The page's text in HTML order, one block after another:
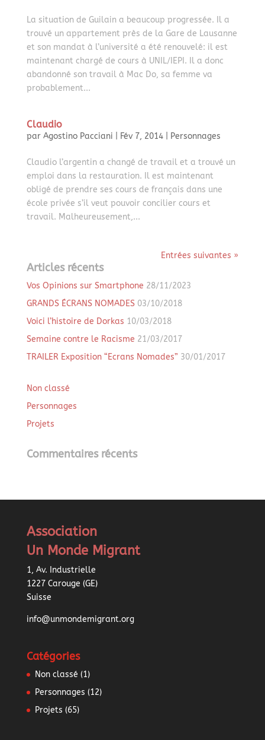
La situation de Guilain a beaucoup progressée. Il a
trouvé un appartement près de la Gare de Lausanne
et son mandat à l’université a été renouvelé: il est
maintenant chargé de cours à UNIL/IEPI. Il a donc
abandonné son travail à Mac Do, sa femme va
probablement...
Claudio
par Agostino Pacciani Fév 7, 2014| Personnages
Claudio l’argentin a changé de travail et a trouvé un
emploi dans la restauration. Il est maintenant
obligé de prendre ses cours de français dans une
école privée s’il veut pouvoir concilier cours et
travail. Malheureusement,...
Entrées suivantes »
Articles récents
Vos Opinions sur Smartphone 28/11/2023
GRANDS ÉCRANS NOMADES 03/10/2018
Voici l’histoire de Dorkas 10/03/2018
Semaine contre le Racisme 21/03/2017
TRAILER Exposition “Ecrans Nomades” 30/01/2017
Non classé
Personnages
Projets
Commentaires récents
Association
Un Monde Migrant
1, Av. Industrielle
1227 Carouge (GE)
Suisse
info@unmondemigrant.org
Catégories
Non classé (1)
Personnages (12)
Projets (65)